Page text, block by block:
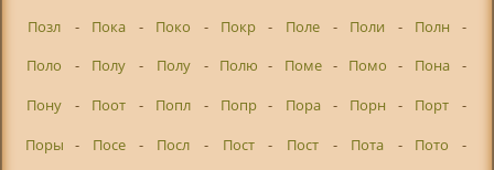
Позл
- Пока - Поко - Покр - Поле - Поли - Полн
-
Поло
- Полу - Полу - Полю - Поме - Помо - Пона
-
Пону
- Поот - Попл - Попр - Пора - Порн - Порт
-
Поры
- Посе - Посл - Пост - Пост - Пота - Пото
-